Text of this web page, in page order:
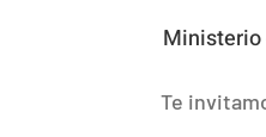
Ministerio
Te